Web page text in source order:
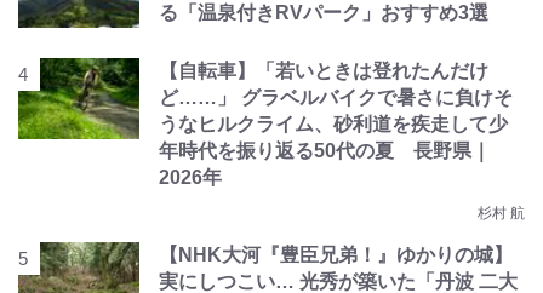
る「温泉付きRVパーク」おすすめ3選
【自転車】「若いときは登れたんだけ
ど……」 グラベルバイクで暑さに負けそ
うなヒルクライム、砂利道を疾走して少
年時代を振り返る50代の夏 長野県｜
2026年
杉村 航
【NHK大河『豊臣兄弟！』ゆかりの城】
実にしつこい… 光秀が築いた「丹波 二大